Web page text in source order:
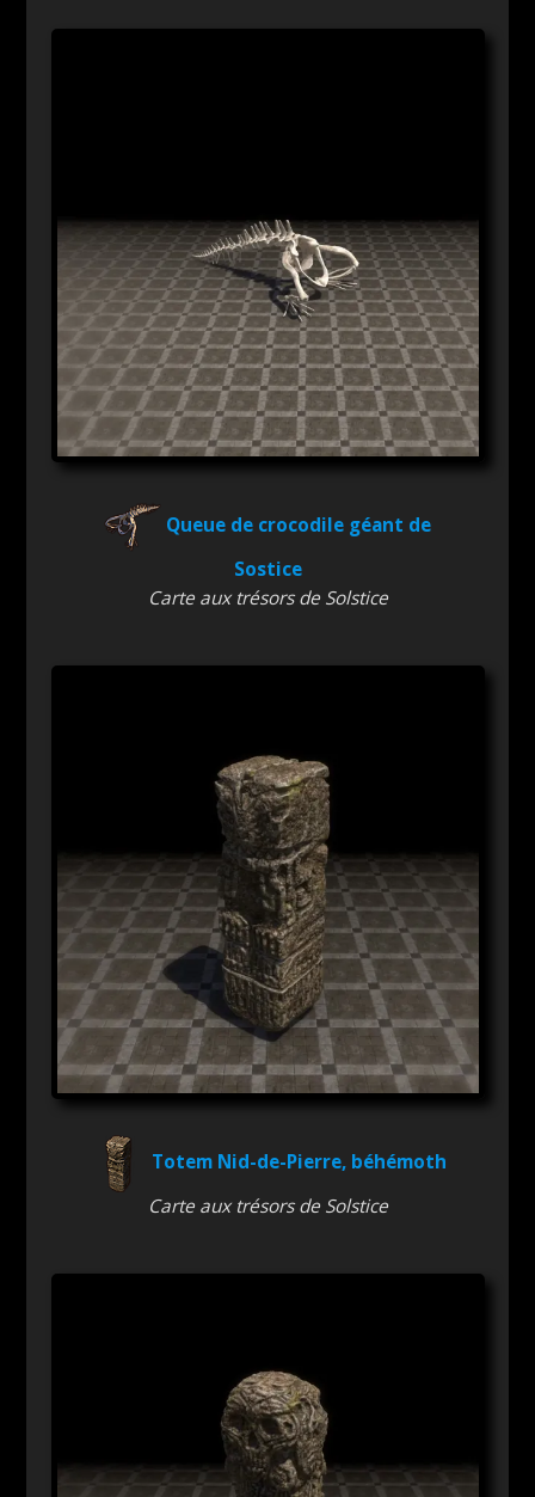
Queue de crocodile géant de
Sostice
Carte aux trésors de Solstice
Totem Nid-de-Pierre, béhémoth
Carte aux trésors de Solstice